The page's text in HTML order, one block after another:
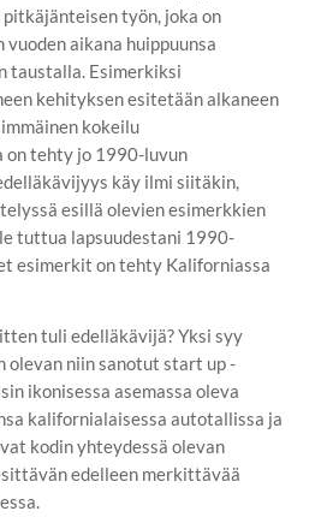
työn, joka on
aikana huippuunsa
taustalla. Esimerkiksi
kehityksen esitetään alkaneen
kokeilu
tehty jo 1990-luvun
käy ilmi siitäkin,
esillä olevien esimerkkien
tuttua lapsuudestani 1990-
esimerkit on tehty Kaliforniassa
tuli edelläkävijä? Yksi syy
olevan niin sanotut start up -
ikonisessa asemassa oleva
kalifornialaisessa autotallissa ja
kodin yhteydessä olevan
edelleen merkittävää